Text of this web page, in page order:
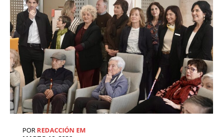
POR REDACCIÓN EM